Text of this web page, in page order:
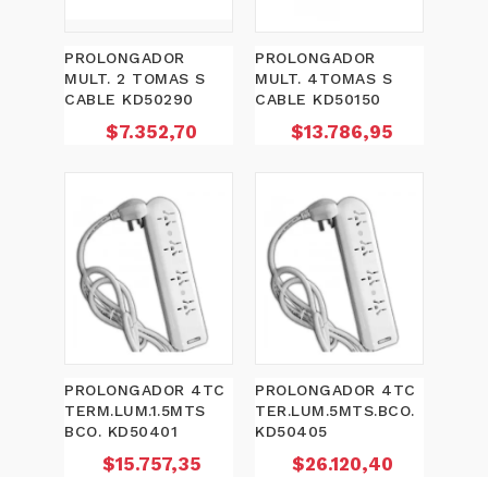
PROLONGADOR
MULT. 2 TOMAS S
CABLE KD50290
Precio
$7.352,70
PROLONGADOR
MULT. 4TOMAS S
CABLE KD50150
Precio
$13.786,95
PROLONGADOR 4TC
TERM.LUM.1.5MTS
BCO. KD50401
Precio
$15.757,35
PROLONGADOR 4TC
TER.LUM.5MTS.BCO.
KD50405
Precio
$26.120,40